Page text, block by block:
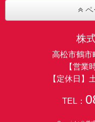
ペ
株
高松市鶴市
【営業
【定休日】
TEL：